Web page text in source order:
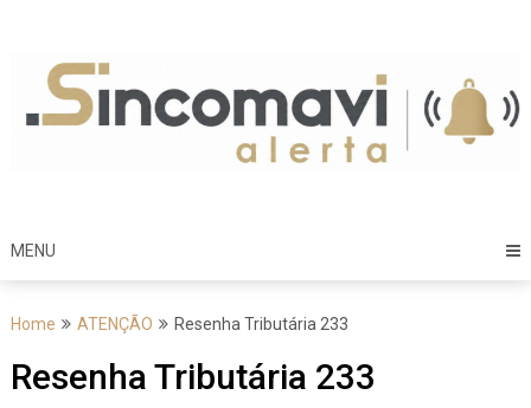
content
MENU
Home ATENÇÃO Resenha Tributária 233
Resenha Tributária 233